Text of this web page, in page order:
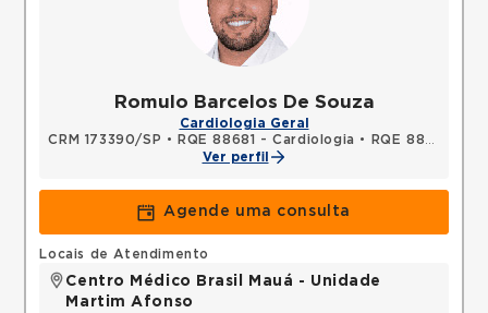
Romulo Barcelos De Souza
Cardiologia Geral
CRM 173390/SP • RQE 88681 - Cardiologia •
RQE 88682 - Clínica médica
Ver perfil
Agende uma consulta
Locais de Atendimento
Centro Médico Brasil Mauá - Unidade
Martim Afonso